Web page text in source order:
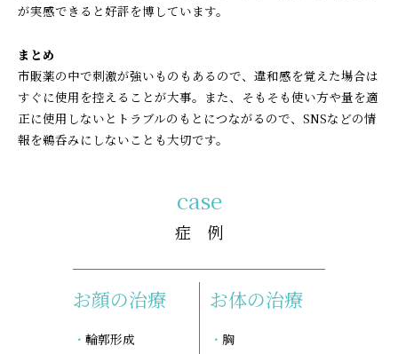
が実感できると好評を博しています。
まとめ
市販薬の中で刺激が強いものもあるので、違和感を覚えた場合は
すぐに使用を控えることが大事。また、そもそも使い方や量を適
正に使用しないとトラブルのもとにつながるので、SNSなどの情
報を鵜呑みにしないことも大切です。
case
症 例
お顔の治療
輪郭形成
お体の治療
胸